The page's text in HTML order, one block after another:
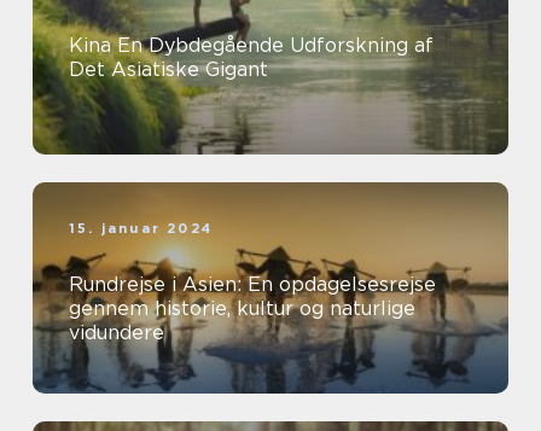
Kina En Dybdegående Udforskning af
Det Asiatiske Gigant
15. januar 2024
Rundrejse i Asien: En opdagelsesrejse
gennem historie, kultur og naturlige
vidundere